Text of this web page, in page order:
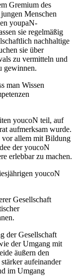
Gremium des
Menschen
youpaN-
sie regelmäßig
nachhaltige
sie über
zu vermitteln und
gewinnen.
man Wissen
youcoN teil, auf
aufmerksam wurde.
vor allem mit Bildung
der youcoN
erlebbar zu machen.
youcoN
Gesellschaft
der Gesellschaft
der Umgang mit
äußern den
aufeinander
im Umgang